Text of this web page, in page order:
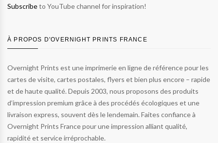
Subscribeto YouTube channel for inspiration!
À PROPOS D'OVERNIGHT PRINTS FRANCE
Overnight Prints est une imprimerie en ligne de référence pour les
cartes de visite, cartes postales, flyers et bien plus encore – rapide
et de haute qualité. Depuis 2003, nous proposons des produits
d’impression premium grâce à des procédés écologiques et une
livraison express, souvent dès le lendemain. Faites confiance à
Overnight Prints France pour une impression alliant qualité,
rapidité et service irréprochable.